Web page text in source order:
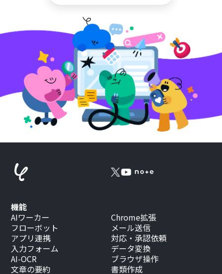
機能
AIワーカー
フローボット
アプリ連携
入力フォーム
AI-OCR
文章の要約
Chrome拡張
メール送信
対応・承認依頼
データ変換
ブラウザ操作
書類作成